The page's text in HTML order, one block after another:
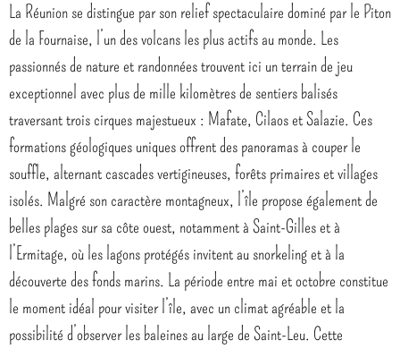
La Réunion se distingue par son relief spectaculaire dominé par le Piton
de la Fournaise, l’un des volcans les plus actifs au monde. Les
passionnés de nature et randonnées trouvent ici un terrain de jeu
exceptionnel avec plus de mille kilomètres de sentiers balisés
traversant trois cirques majestueux : Mafate, Cilaos et Salazie. Ces
formations géologiques uniques offrent des panoramas à couper le
souffle, alternant cascades vertigineuses, forêts primaires et villages
isolés. Malgré son caractère montagneux, l’île propose également de
belles plages sur sa côte ouest, notamment à Saint-Gilles et à
l’Ermitage, où les lagons protégés invitent au snorkeling et à la
découverte des fonds marins. La période entre mai et octobre constitue
le moment idéal pour visiter l’île, avec un climat agréable et la
possibilité d’observer les baleines au large de Saint-Leu. Cette